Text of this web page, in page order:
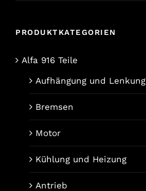
PRODUKTKATEGORIEN
Alfa 916 Teile
Aufhängung und Lenkung
Bremsen
Motor
Kühlung und Heizung
Antrieb